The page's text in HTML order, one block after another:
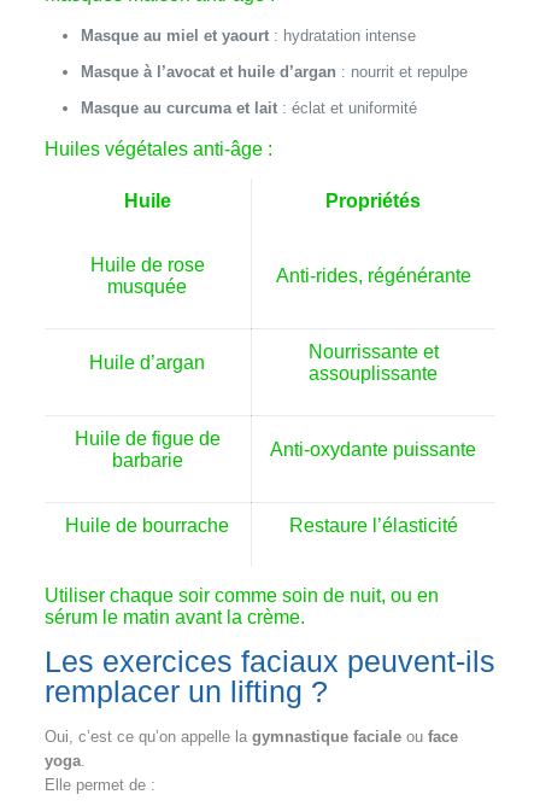
Masque au miel et yaourt: hydratation intense
Masque à l’avocat et huile d’argan : nourrit et repulpe
Masque au curcuma et lait: éclat et uniformité
Huiles végétales anti-âge :
Huile Propriétés
Huile de rose
musquée
Anti-rides, régénérante
Huile d’argan
Nourrissante et
assouplissante
Huile de figue de
barbarie
Anti-oxydante puissante
Huile de bourrache Restaure l’élasticité
Utiliser chaque soir comme soin de nuit, ou en
sérum le matin avant la crème.
Les exercices faciaux peuvent-ils
remplacer un lifting ?
Oui, c’est ce qu’on appelle la gymnastique facialeou face
yoga.
Elle permet de :